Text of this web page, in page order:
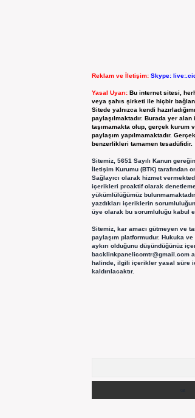
Reklam ve İletişim: Skype:
Yasal Uyarı: Bu internet sitesi,
veya şahıs şirketi ile hiçbir
Sitede yalnızca kendi
paylaşılmaktadır. Burada yer
taşımamakta olup, gerçek kurum
paylaşım yapılmamaktadır.
benzerlikleri tamamen tesadüfidir.
Sitemiz, 5651 Sayılı Kanun
İletişim Kurumu (BTK) tarafından
Sağlayıcı olarak hizmet
içerikleri proaktif olarak
yükümlülüğümüz
yazdıkları içeriklerin
üye olarak bu sorumluluğu kabul
Sitemiz, kar amacı gütmeyen ve
paylaşım platformudur. Hukuka
aykırı olduğunu düşündüğünüz
backlinkpanelicomtr@gmail.com
halinde, ilgili içerikler yasal süre
kaldırılacaktır.